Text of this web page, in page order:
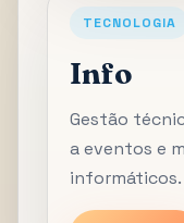
TECNOLOGIA
Info
Gestão
a eventos e
informáticos.